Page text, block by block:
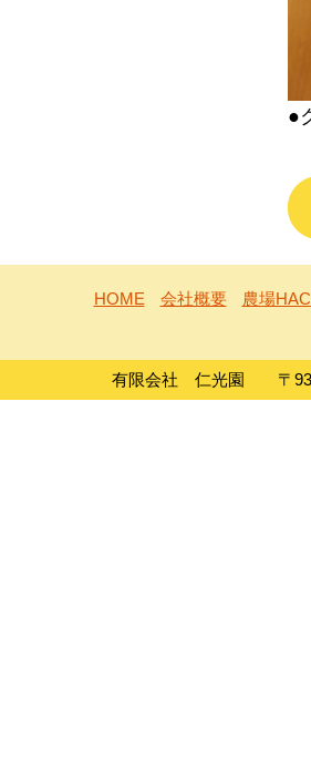
●
HOME 会社概要 農場
有限会社 仁光園 〒933-